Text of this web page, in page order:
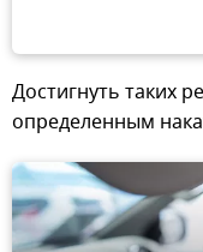
Достигнуть таких
определенным